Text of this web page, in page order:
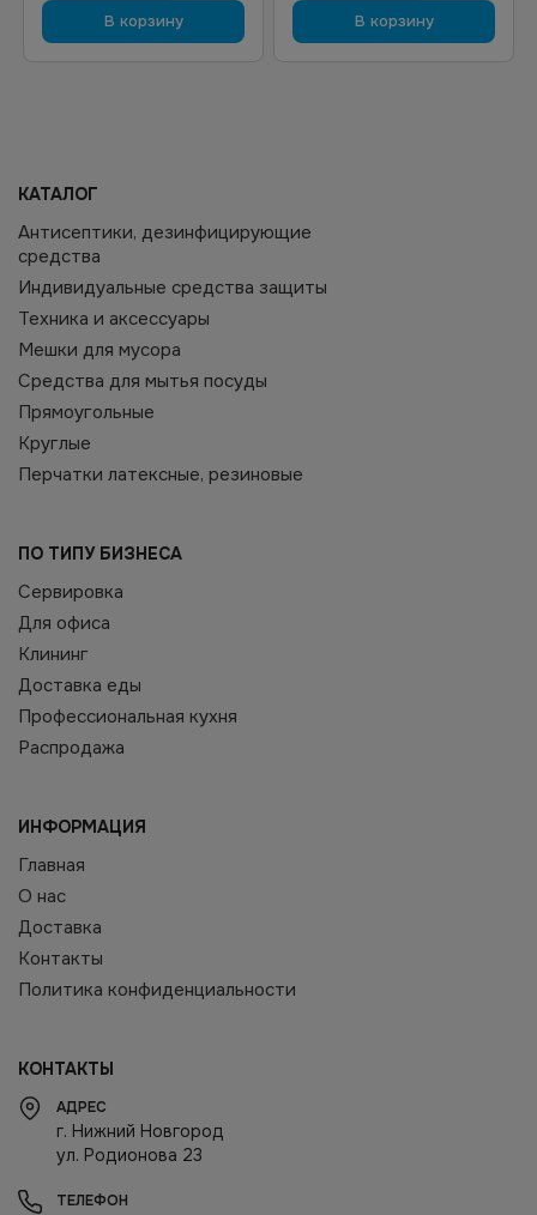
В корзину В корзину
КАТАЛОГ
Антисептики, дезинфицирующие
средства
Индивидуальные средства защиты
Техника и аксессуары
Мешки для мусора
Средства для мытья посуды
Прямоугольные
Круглые
Перчатки латексные, резиновые
ПО ТИПУ БИЗНЕСА
Сервировка
Для офиса
Клининг
Доставка еды
Профессиональная кухня
Распродажа
ИНФОРМАЦИЯ
Главная
О нас
Доставка
Контакты
Политика конфиденциальности
КОНТАКТЫ
АДРЕС
г. Нижний Новгород
ул. Родионова 23
ТЕЛЕФОН